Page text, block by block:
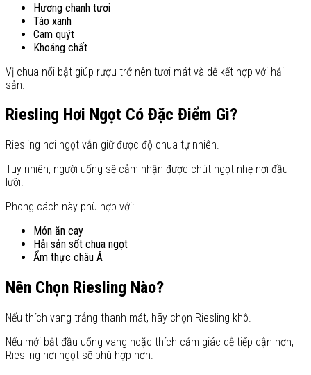
Hương chanh tươi
Táo xanh
Cam quýt
Khoáng chất
Vị chua nổi bật giúp rượu trở nên tươi mát và dễ kết hợp với hải
sản.
Riesling Hơi Ngọt Có Đặc Điểm Gì?
Riesling hơi ngọt vẫn giữ được độ chua tự nhiên.
Tuy nhiên, người uống sẽ cảm nhận được chút ngọt nhẹ nơi đầu
lưỡi.
Phong cách này phù hợp với:
Món ăn cay
Hải sản sốt chua ngọt
Ẩm thực châu Á
Nên Chọn Riesling Nào?
Nếu thích vang trắng thanh mát, hãy chọn Riesling khô.
Nếu mới bắt đầu uống vang hoặc thích cảm giác dễ tiếp cận hơn,
Riesling hơi ngọt sẽ phù hợp hơn.